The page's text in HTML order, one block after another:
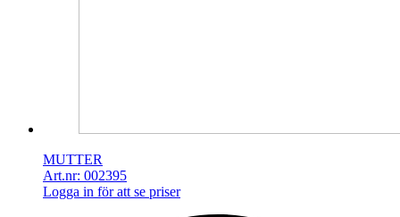
MUTTER
Art.nr: 002395
Logga in för att se priser